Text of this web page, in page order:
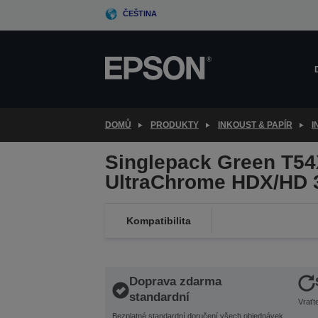
ČEŠTINA
DOMŮ PRODUKTY INKOUST & PAPÍR
Singlepack Green
UltraChrome HDX/HD
Kompatibilita
Doprava zdarma
standardní
Bezplatné standardní doručení všech objednávek